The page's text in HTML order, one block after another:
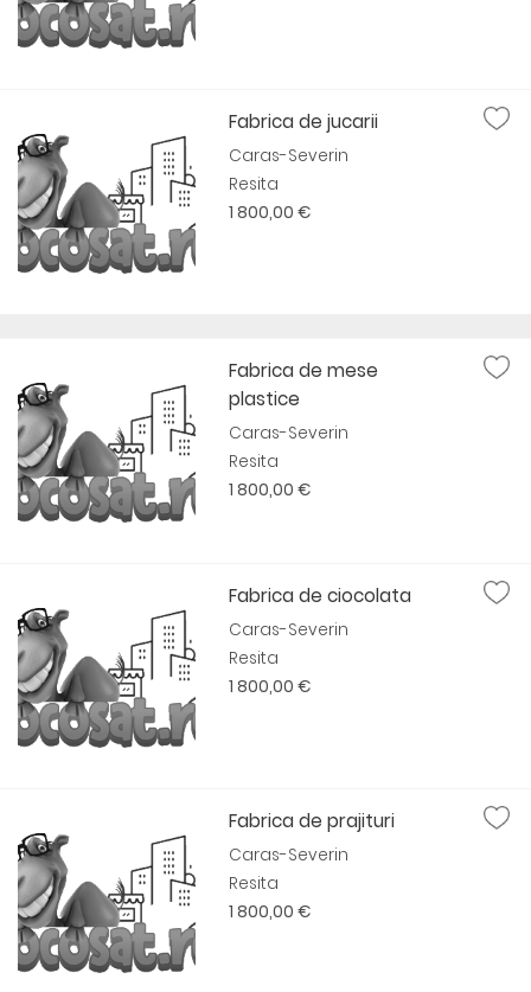
Fabrica de jucarii
Caras-Severin
Resita
1 800,00 €
Fabrica de mese
plastice
Caras-Severin
Resita
1 800,00 €
Fabrica de ciocolata
Caras-Severin
Resita
1 800,00 €
Fabrica de prajituri
Caras-Severin
Resita
1 800,00 €